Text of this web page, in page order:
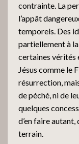
contrainte. La
l’appât
temporels. Des
partiellement à
certaines vérités
Jésus comme le
résurrection,
de péché, ni de
quelques
d’en faire
terrain.